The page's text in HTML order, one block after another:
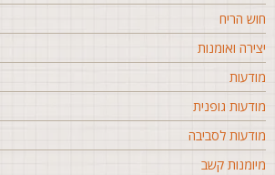
הריח
ואומנות
גופנית
לסביבה
קשב